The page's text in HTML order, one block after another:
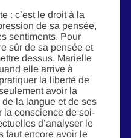
: c’est le droit à la
de sa pensée,
sentiments. Pour
sûr de sa pensée et
dessus. Marielle
elle arrive à
la liberté de
avoir la
la langue et de ses
la conscience de soi-
d’analyser le
faut encore avoir le